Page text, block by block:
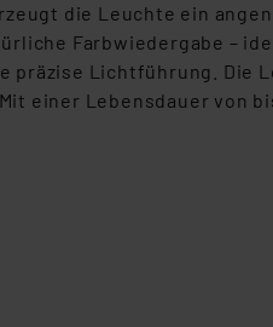
die Leuchte ein
Farbwiedergabe –
präzise Lichtführung. Die
einer Lebensdauer von